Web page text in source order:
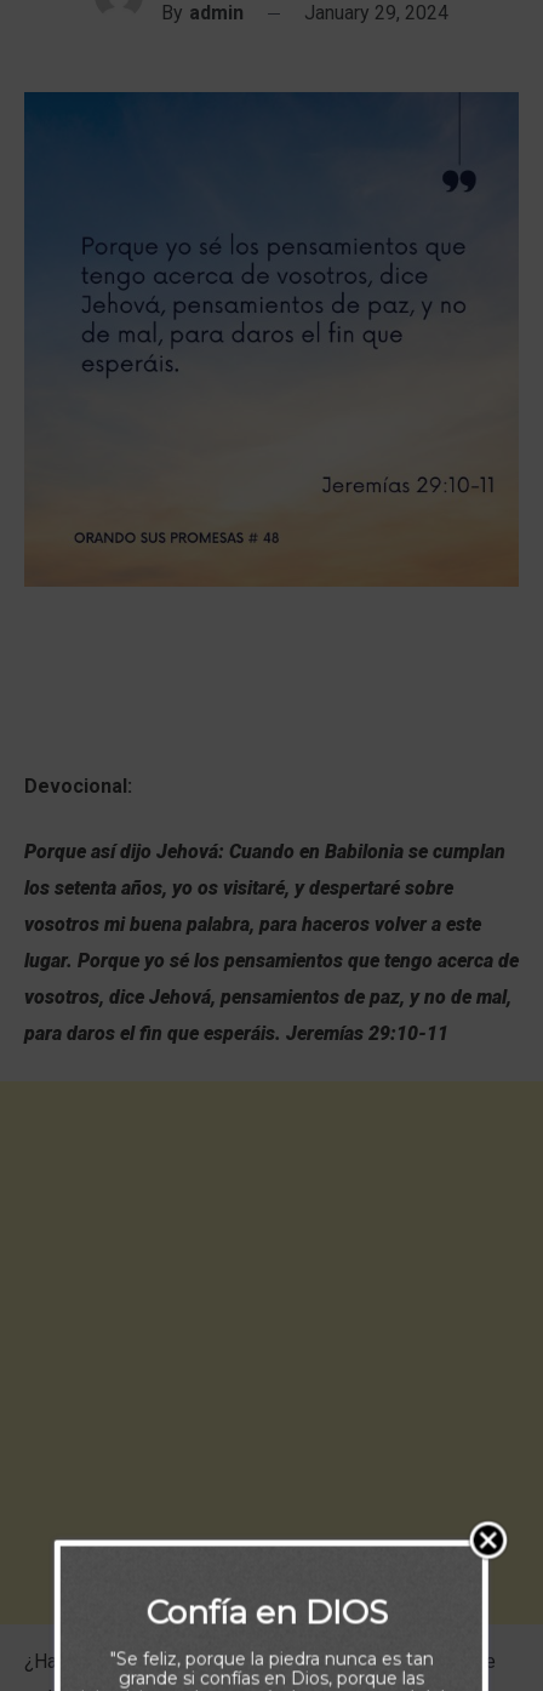
By admin January 29, 2024
Devocional:
Porque así dijo Jehová: Cuando en Babilonia se cumplan
los setenta años, yo os visitaré, y despertaré sobre
vosotros mi buena palabra, para haceros volver a este
lugar. Porque yo sé los pensamientos que tengo acerca de
vosotros, dice Jehová, pensamientos de paz, y no de mal,
para daros el fin que esperáis. Jeremías 29:10-11
¿Ha resultado tu vida como esperabas? Probablemente
Confía en DIOS
"Se feliz, porque la piedra nunca es tan
grande si confías en Dios, porque las